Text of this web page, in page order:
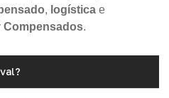
, logística e
Compensados.